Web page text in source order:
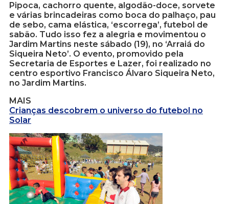
Pipoca, cachorro quente, algodão-doce, sorvete
e várias brincadeiras como boca do palhaço, pau
de sebo, cama elástica, ‘escorrega’, futebol de
sabão. Tudo isso fez a alegria e movimentou o
Jardim Martins neste sábado (19), no ‘Arraiá do
Siqueira Neto’. O evento, promovido pela
Secretaria de Esportes e Lazer, foi realizado no
centro esportivo Francisco Álvaro Siqueira Neto,
no Jardim Martins.
MAIS
Crianças descobrem o universo do futebol no
Solar